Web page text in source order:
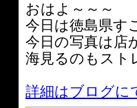
おはよ～～～
今日は徳島県す
今日の写真は店
海見るのもスト
詳細はブログに